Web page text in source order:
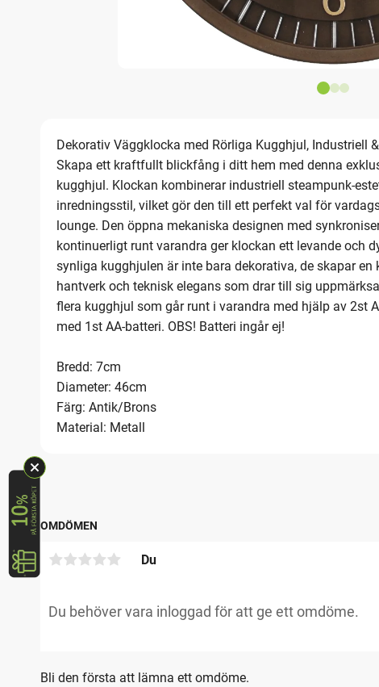
Dekorativ Väggklocka med Rörliga Kugghjul, Industriell
Skapa ett kraftfullt blickfång i ditt hem med denna
kugghjul. Klockan kombinerar industriell steampunk-
inredningsstil, vilket gör den till ett perfekt val för
lounge. Den öppna mekaniska designen med
kontinuerligt runt varandra ger klockan ett levande och
synliga kugghjulen är inte bara dekorativa, de skapar en
hantverk och teknisk elegans som drar till sig
flera kugghjul som går runt i varandra med hjälp av 2st
med 1st AA-batteri. OBS! Batteri ingår ej!
Bredd: 7cm
Diameter: 46cm
Färg: Antik/Brons
Material: Metall
OMDÖMEN
Du
Bli den första att lämna ett omdöme.